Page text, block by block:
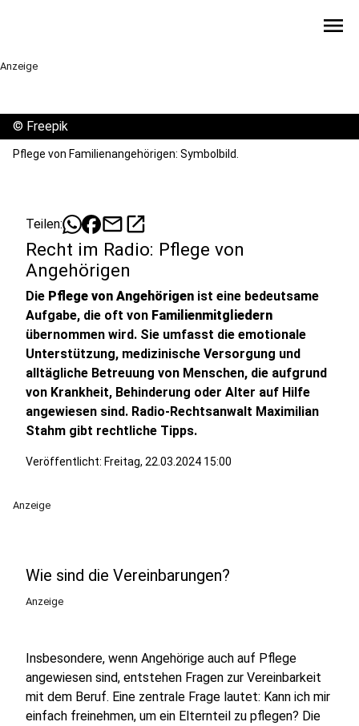
menu
Anzeige
© Freepik
Pflege von Familienangehörigen: Symbolbild.
Teilen: mailopen_in_new
Recht im Radio: Pflege von
Angehörigen
Die Pflege von Angehörigen ist eine bedeutsame
Aufgabe, die oft von Familienmitgliedern
übernommen wird. Sie umfasst die emotionale
Unterstützung, medizinische Versorgung und
alltägliche Betreuung von Menschen, die aufgrund
von Krankheit, Behinderung oder Alter auf Hilfe
angewiesen sind. Radio-Rechtsanwalt Maximilian
Stahm gibt rechtliche Tipps.
Veröffentlicht: Freitag, 22.03.2024 15:00
Anzeige
Wie sind die Vereinbarungen?
Anzeige
Insbesondere, wenn Angehörige auch auf Pflege
angewiesen sind, entstehen Fragen zur Vereinbarkeit
mit dem Beruf. Eine zentrale Frage lautet: Kann ich mir
einfach freinehmen, um ein Elternteil zu pflegen? Die